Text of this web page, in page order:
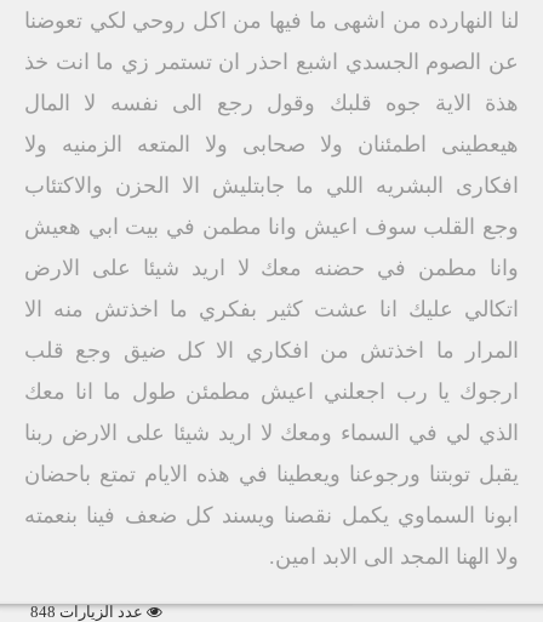
لنا النهارده من اشهى ما فيها من اكل روحي لكي تعوضنا
عن الصوم الجسدي اشبع احذر ان تستمر زي ما انت خذ
هذة الاية جوه قلبك وقول رجع الى نفسه لا المال
هيعطينى اطمئنان ولا صحابى ولا المتعه الزمنيه ولا
افكارى البشريه اللي ما جابتليش الا الحزن والاكتئاب
وجع القلب سوف اعيش وانا مطمن في بيت ابي هعيش
وانا مطمن في حضنه معك لا اريد شيئا على الارض
اتكالي عليك انا عشت كثير بفكري ما اخذتش منه الا
المرار ما اخذتش من افكاري الا كل ضيق وجع قلب
ارجوك يا رب اجعلني اعيش مطمئن طول ما انا معك
الذي لي في السماء ومعك لا اريد شيئا على الارض ربنا
يقبل توبتنا ورجوعنا ويعطينا في هذه الايام تمتع باحضان
ابونا السماوي يكمل نقصنا ويسند كل ضعف فينا بنعمته
ولا الهنا المجد الى الابد امين.
عدد الزيارات 848